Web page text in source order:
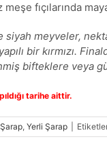
fıçılarında
siyah meyveler,
bir kırmızı.
bifteklere veya
tarihe aittir.
Şarap, Yerli Şarap